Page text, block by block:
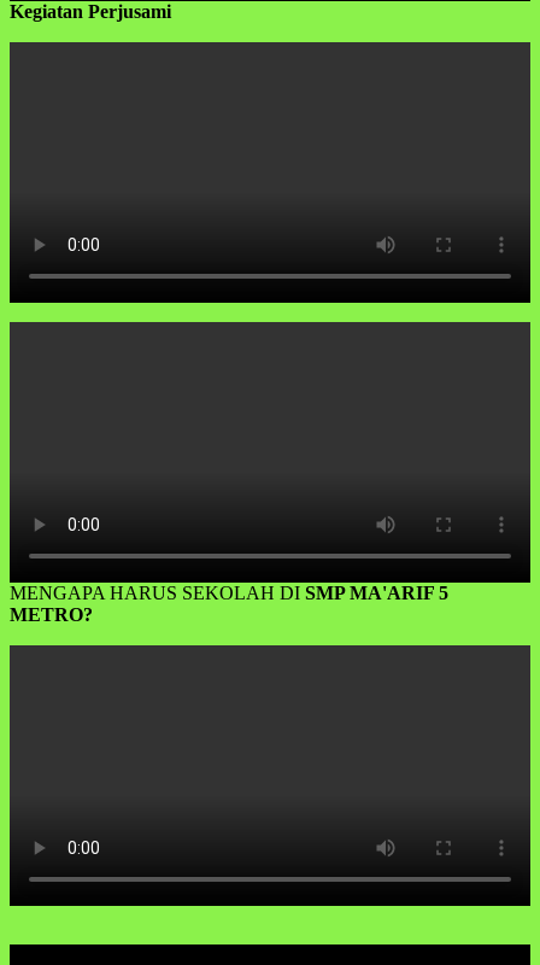
Kegiatan Perjusami
MENGAPA HARUS SEKOLAH DI SMP MA'ARIF 5
METRO?